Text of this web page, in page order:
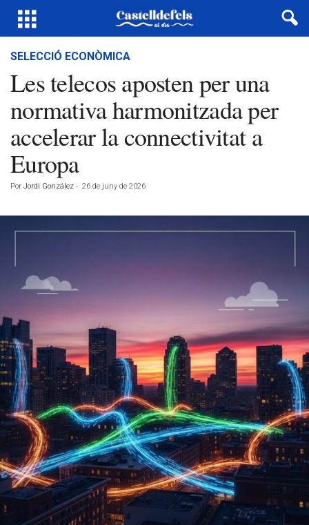
SELECCIÓ ECONÒMICA
Les telecos aposten per una
normativa harmonitzada per
accelerar la connectivitat a
Europa
Por Jordi González - 26 de juny de 2026